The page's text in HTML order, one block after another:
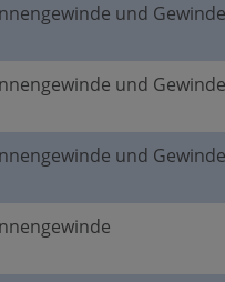
und
und
und